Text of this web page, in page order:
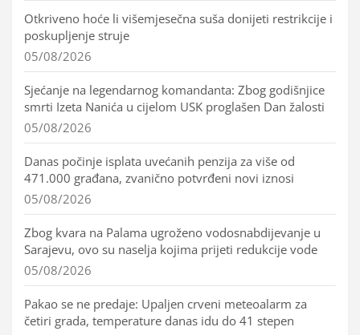
Otkriveno hoće li višemjesečna suša donijeti restrikcije i
poskupljenje struje
05/08/2026
Sjećanje na legendarnog komandanta: Zbog godišnjice
smrti Izeta Nanića u cijelom USK proglašen Dan žalosti
05/08/2026
Danas počinje isplata uvećanih penzija za više od
471.000 građana, zvanično potvrđeni novi iznosi
05/08/2026
Zbog kvara na Palama ugroženo vodosnabdijevanje u
Sarajevu, ovo su naselja kojima prijeti redukcije vode
05/08/2026
Pakao se ne predaje: Upaljen crveni meteoalarm za
četiri grada, temperature danas idu do 41 stepen